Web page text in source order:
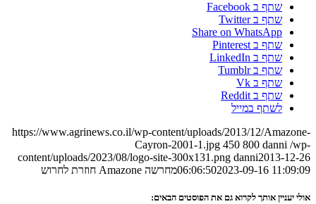
שתף ב Facebook
שתף ב Twitter
Share on WhatsApp
שתף ב Pinterest
שתף ב LinkedIn
שתף ב Tumblr
שתף ב Vk
שתף ב Reddit
לשתף במייל
https://www.agrinews.co.il/wp-content/uploads/2013/12/Amazone-
Cayron-2001-1.jpg 450 800 danni /wp-
content/uploads/2023/08/logo-site-300x131.png danni2013-12-26
06:06:502023-09-16 11:09:09 מחרשה Amazone חוזרת לחרוש
אולי יעניין אותך לקרוא גם את הפוסטים הבאים: